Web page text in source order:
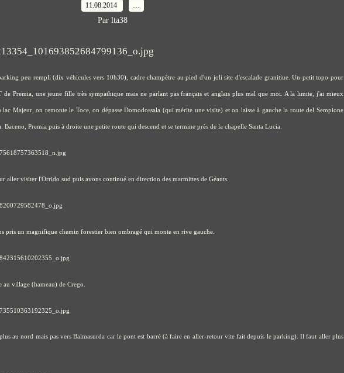
11.08.2014
Par lta38
peu rempli (dix véhicules vers 10h30), cadre champêtre au pied d'un joli site d'escalade granitiue. Un petit topo pour
de Premia, une jeune fille très sympathique mais ne parlant pas français et anglais plus mal que moi. A la limite, j'ai mieux
Majeur, on remonte le Toce, on dépasse Domodossala (qui mérite une visite) et on laisse à gauche la route del Sempione
Premia puis à droite une petite route qui descend et se termine près de la chapelle Santa Lucia.
aller visiter l'Orrido sud puis avons continué en direction des marmittes de Géants.
pris un magnifique chemin forestier bien ombragé qui monte en rive gauche.
village (hameau) de Crego.
au nord mais pas vers Balmasurda car le pont est barré (à faire en aller-retour vite fait depuis le parking). Il faut aller plus